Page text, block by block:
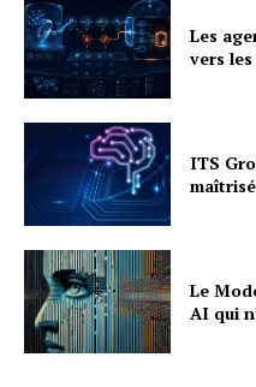
Les
vers
ITS
Le
AI qui